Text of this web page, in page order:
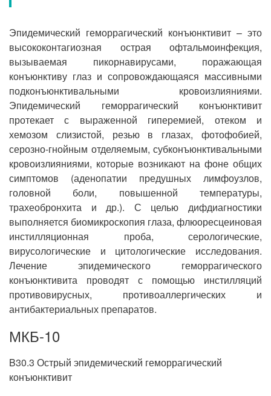
Эпидемический геморрагический конъюнктивит – это
высококонтагиозная острая офтальмоинфекция,
вызываемая пикорнавирусами, поражающая
конъюнктиву глаз и сопровождающаяся массивными
подконъюнктивальными кровоизлияниями.
Эпидемический геморрагический конъюнктивит
протекает с выраженной гиперемией, отеком и
хемозом слизистой, резью в глазах, фотофобией,
серозно-гнойным отделяемым, субконъюнктивальными
кровоизлияниями, которые возникают на фоне общих
симптомов (аденопатии предушных лимфоузлов,
головной боли, повышенной температуры,
трахеобронхита и др.). С целью дифдиагностики
выполняется биомикроскопия глаза, флюоресцеиновая
инстилляционная проба, серологические,
вирусологические и цитологические исследования.
Лечение эпидемического геморрагического
конъюнктивита проводят с помощью инстилляций
противовирусных, противоаллергических и
антибактериальных препаратов.
МКБ-10
B30.3 Острый эпидемический геморрагический
конъюнктивит